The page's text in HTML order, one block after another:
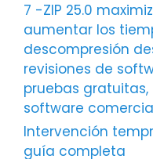
7 -ZIP 25.0
aumentar los
descompresión
revisiones de
pruebas
software
Intervención
guía completa